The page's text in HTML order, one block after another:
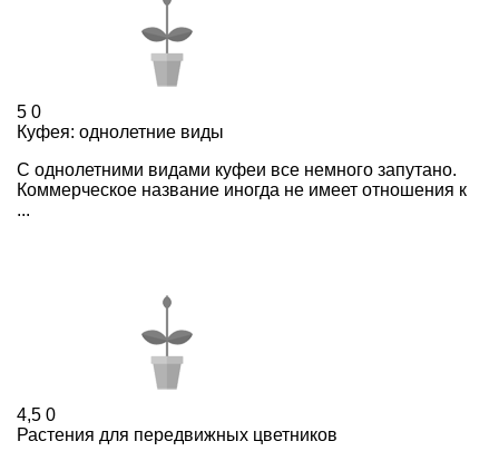
5 0
Куфея: однолетние виды
С однолетними видами куфеи все немного запутано.
Коммерческое название иногда не имеет отношения к
...
4,5 0
Растения для передвижных цветников